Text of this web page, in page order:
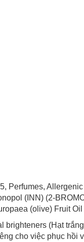
Perfumes,
(INN) (2-
(olive) Fruit
(Hạt
cho việc phục hồi